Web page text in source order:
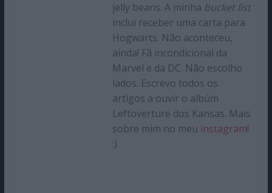
jelly beans. A minha bucket list
inclui receber uma carta para
Hogwarts. Não aconteceu,
ainda! Fã incondicional da
Marvel e da DC. Não escolho
lados. Escrevo todos os
artigos a ouvir o albúm
Leftoverture dos Kansas. Mais
sobre mim no meu instagram!
:)